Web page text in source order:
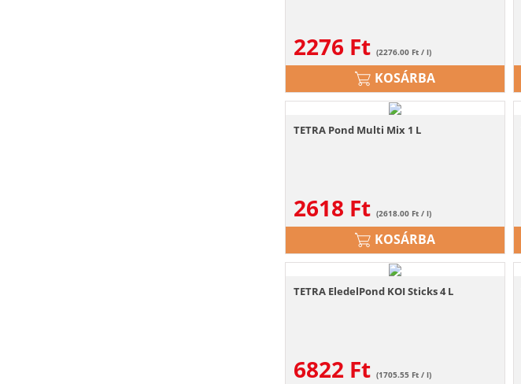
2276 Ft (2276.00 Ft / l)
KOSÁRBA
TETRA Pond Multi Mix 1 L
2618 Ft (2618.00 Ft / l)
KOSÁRBA
TETRA EledelPond KOI Sticks 4 L
6822 Ft (1705.55 Ft / l)